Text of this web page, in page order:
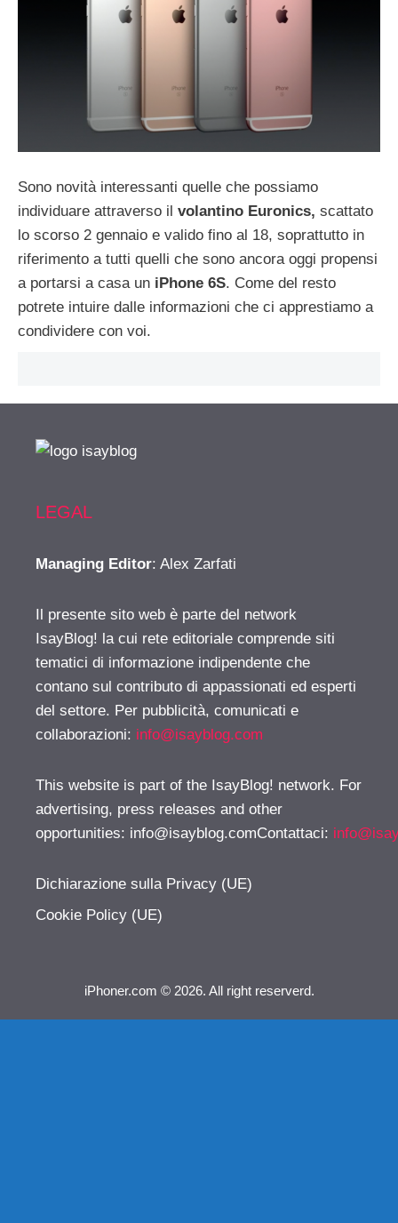
Sono novità interessanti quelle che possiamo
individuare attraverso il volantino Euronics, scattato
lo scorso 2 gennaio e valido fino al 18, soprattutto in
riferimento a tutti quelli che sono ancora oggi propensi
a portarsi a casa un iPhone 6S. Come del resto
potrete intuire dalle informazioni che ci apprestiamo a
condividere con voi.
LEGAL
Managing Editor: Alex Zarfati
Il presente sito web è parte del network
IsayBlog! la cui rete editoriale comprende siti
tematici di informazione indipendente che
contano sul contributo di appassionati ed esperti
del settore. Per pubblicità, comunicati e
collaborazioni: info@isayblog.com
This website is part of the IsayBlog! network. For
advertising, press releases and other
opportunities: info@isayblog.comContattaci:
Dichiarazione sulla Privacy (UE)
Cookie Policy (UE)
iPhoner.com © 2026. All right reserverd.